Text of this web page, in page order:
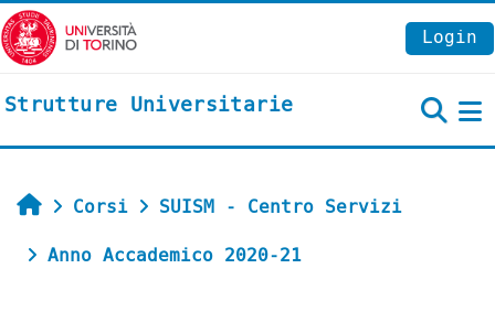
Vai al contenuto principale
Login
Strutture Universitarie
Home
Corsi
SUISM - Centro Servizi
Anno Accademico 2020-21